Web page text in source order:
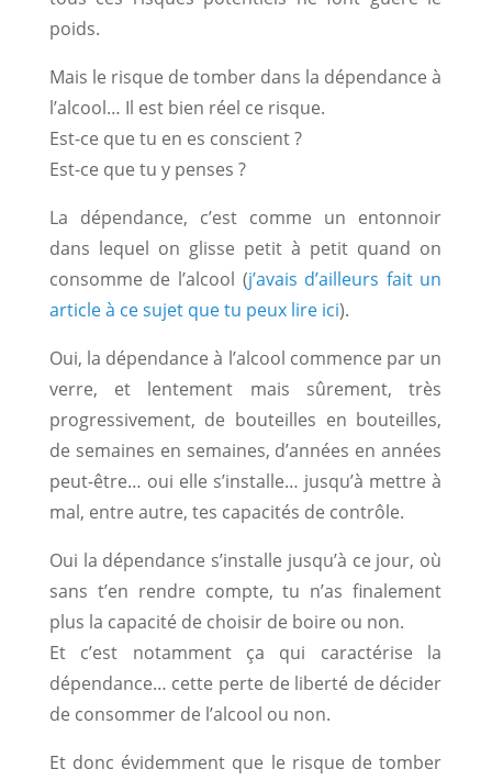
poids.
Mais le risque de tomber dans la dépendance à
l’alcool… Il est bien réel ce risque.
Est-ce que tu en es conscient ?
Est-ce que tu y penses ?
La dépendance, c’est comme un entonnoir
dans lequel on glisse petit à petit quand on
consomme de l’alcool (j’avais d’ailleurs fait un
article à ce sujet que tu peux lire ici).
Oui, la dépendance à l’alcool commence par un
verre, et lentement mais sûrement, très
progressivement, de bouteilles en bouteilles,
de semaines en semaines, d’années en années
peut-être… oui elle s’installe… jusqu’à mettre à
mal, entre autre, tes capacités de contrôle.
Oui la dépendance s’installe jusqu’à ce jour, où
sans t’en rendre compte, tu n’as finalement
plus la capacité de choisir de boire ou non.
Et c’est notamment ça qui caractérise la
dépendance… cette perte de liberté de décider
de consommer de l’alcool ou non.
Et donc évidemment que le risque de tomber